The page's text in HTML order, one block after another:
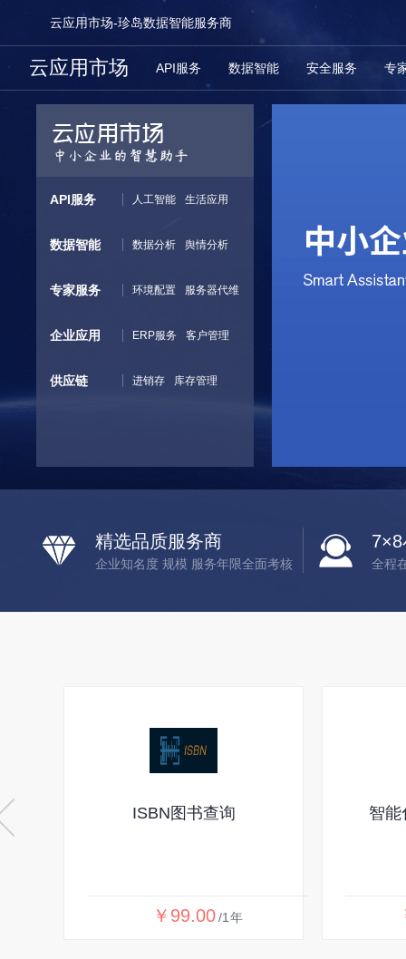
云应用市场-珍岛数据智能服务商
云应用市场 API服务 数据智能 安全服务 专
API服务 人工智能 生活应用
数据智能 数据分析 舆情分析
专家服务 环境配置 服务器代维
企业应用 ERP服务 客户管理
供应链 进销存 库存管理
精选品质服务商
企业知名度 规模 服务年限全面考核 全程
ISBN图书查询
￥99.00/1年
智能